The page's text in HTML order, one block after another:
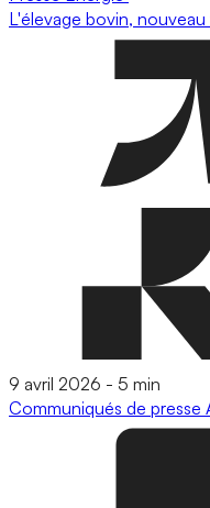
L'élevage bovin, nouveau
9 avril 2026 - 5 min
Communiqués de presse